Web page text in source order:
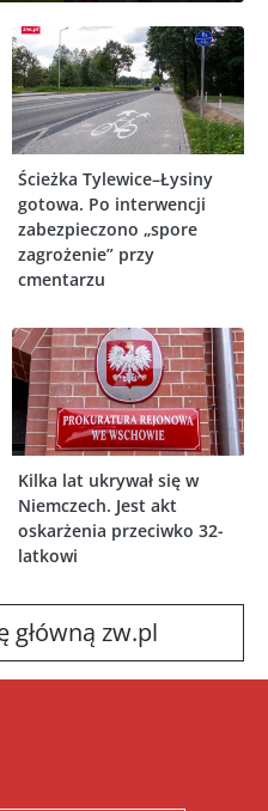
Ścieżka Tylewice–Łysiny
gotowa. Po interwencji
zabezpieczono „spore
zagrożenie” przy
cmentarzu
Kilka lat ukrywał się w
Niemczech. Jest akt
oskarżenia przeciwko 32-
latkowi
główną zw.pl